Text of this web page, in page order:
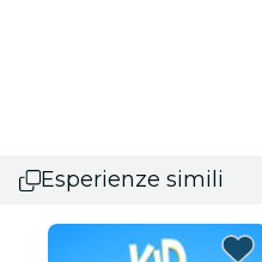
Esperienze simili